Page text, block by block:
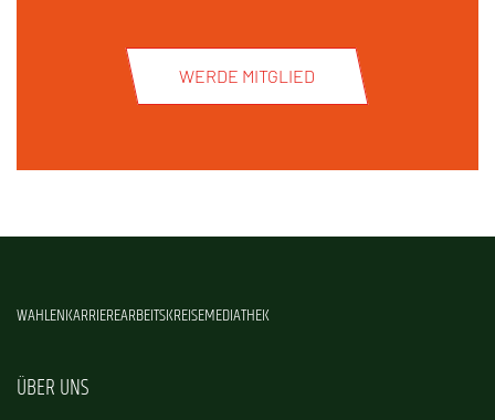
WERDE MITGLIED
WAHLENKARRIEREARBEITSKREISEMEDIATHEK
ÜBER UNS